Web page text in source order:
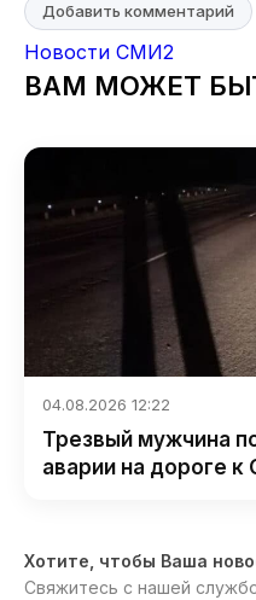
Добавить комментарий
Новости СМИ2
ВАМ МОЖЕТ
04.08.2026 12:22
Трезвый мужчина
аварии на дороге к
Хотите, чтобы Ваша
Свяжитесь с нашей